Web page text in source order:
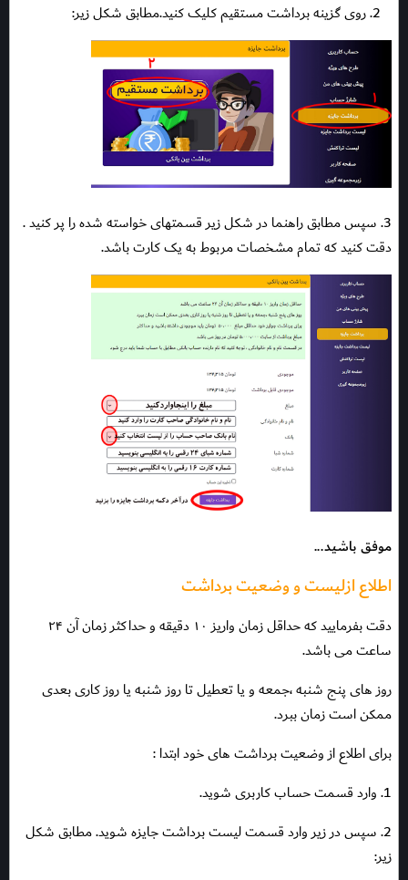
2. روی گزینه برداشت مستقیم کلیک کنید.مطابق شکل زیر:
3. سپس مطابق راهنما در شکل زیر قسمتهای خواسته شده را پر کنید .
دقت کنید که تمام مشخصات مربوط به یک کارت باشد.
موفق باشید...
اطلاع ازلیست و وضعیت برداشت
دقت بفرمایید که حداقل زمان واریز ۱۰ دقیقه و حداکثر زمان آن ۲۴
ساعت می باشد.
روز های پنج شنبه ،جمعه و یا تعطیل تا روز شنبه یا روز کاری بعدی
ممکن است زمان ببرد.
برای اطلاع از وضعیت برداشت های خود ابتدا :
1. وارد قسمت حساب کاربری شوید.
2. سپس در زیر وارد قسمت لیست برداشت جایزه شوید. مطابق شکل
زیر: